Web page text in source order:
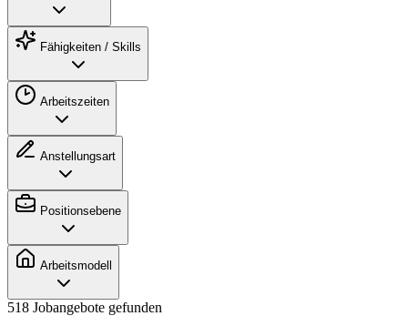
Fähigkeiten / Skills
Arbeitszeiten
Anstellungsart
Positionsebene
Arbeitsmodell
518 Jobangebote gefunden